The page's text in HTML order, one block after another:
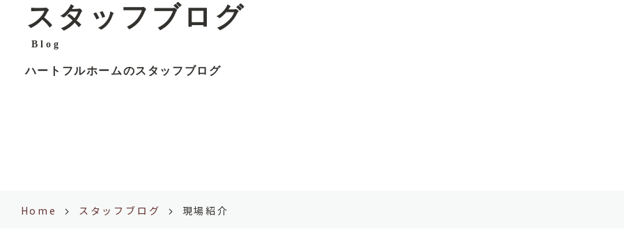
スタッフブログ
Blog
ハートフルホームのスタッフブログ
Home スタッフブログ 現場紹介